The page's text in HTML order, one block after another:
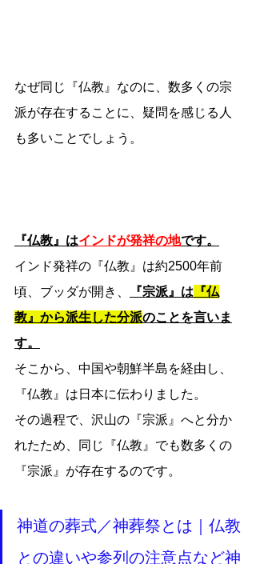
なぜ同じ『仏教』なのに、数多くの宗
派が存在することに、疑問を感じる人
も多いことでしょう。
『仏教』はインドが発祥の地です。
インド発祥の『仏教』は約2500年前
頃、ブッダが開き、
『宗派』は 『仏
教』から派生した分派のことを言いま
す。
そこから、中国や朝鮮半島を経由し、
『仏教』は日本に伝わりました。
その過程で、沢山の『宗派』へと分か
れたため、同じ『仏教』でも数多くの
『宗派』が存在するのです。
神道の葬式／神葬祭とは｜仏教
との違いや参列の注意点など神